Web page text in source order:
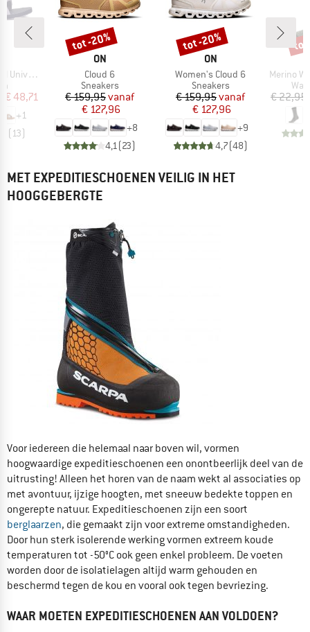
prijs
€ 48,71
+1
(13)
MERK
ON
Artikel
Cloud 6
Productgroep
Sneakers
Prijs
€ 159,95Verlaagde prijs
vanaf
€ 127,96
+8
4,1(23)
Korting
tot -20%
MERK
ON
Artikel
Women's Cloud 6
Productgroep
Sneakers
Prijs
€ 159,95Verlaagde prijs
vanaf
€ 127,96
+9
4,7(48)
Korting
tot -20%
Artikel
Merino Wool
€ 22,95
tot
MET EXPEDITIESCHOENEN VEILIG IN HET
HOOGGEBERGTE
Voor iedereen die helemaal naar boven wil, vormen
hoogwaardige expeditieschoenen een onontbeerlijk deel van de
uitrusting! Alleen het horen van de naam wekt al associaties op
met avontuur, ijzige hoogten, met sneeuw bedekte toppen en
ongerepte natuur. Expeditieschoenen zijn een soort
berglaarzen, die gemaakt zijn voor extreme omstandigheden.
Door hun sterk isolerende werking vormen extreem koude
temperaturen tot -50°C ook geen enkel probleem. De voeten
worden door de isolatielagen altijd warm gehouden en
beschermd tegen de kou en vooral ook tegen bevriezing.
WAAR MOETEN EXPEDITIESCHOENEN AAN VOLDOEN?